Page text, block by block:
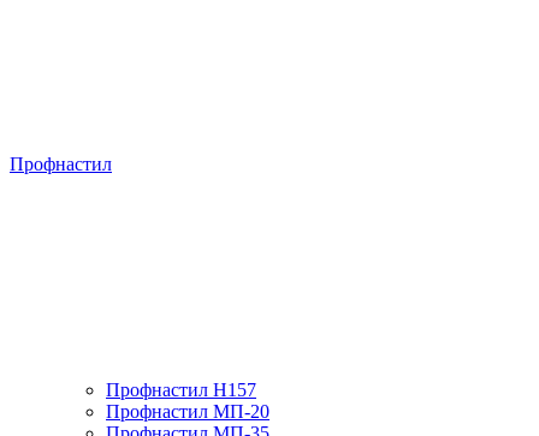
Профнастил
Профнастил H157
Профнастил МП-20